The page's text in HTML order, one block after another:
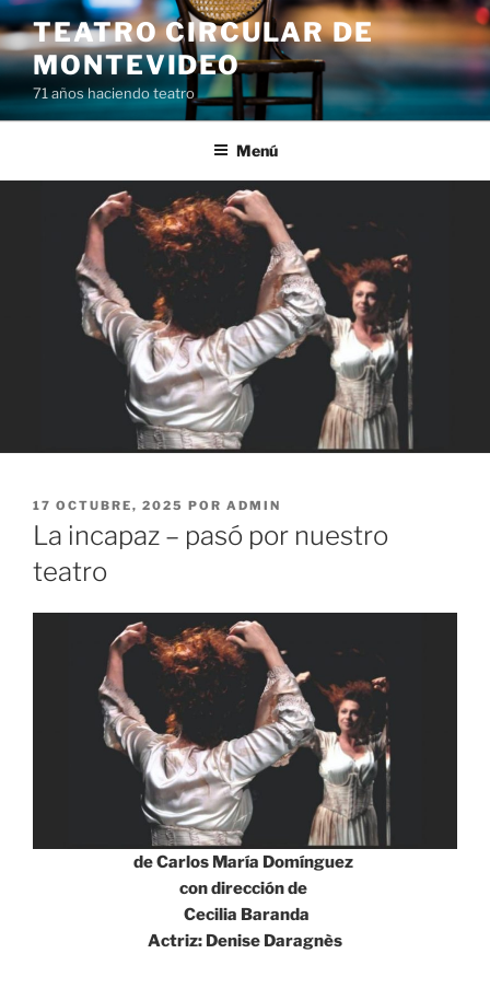
Saltar
al
contenido
TEATRO CIRCULAR DE
MONTEVIDEO
71 años haciendo teatro
Menú
PUBLICADO
EL
17 OCTUBRE, 2025 POR ADMIN
La incapaz – pasó por nuestro
teatro
de Carlos María Domínguez
con dirección de
Cecilia Baranda
Actriz: Denise Daragnès